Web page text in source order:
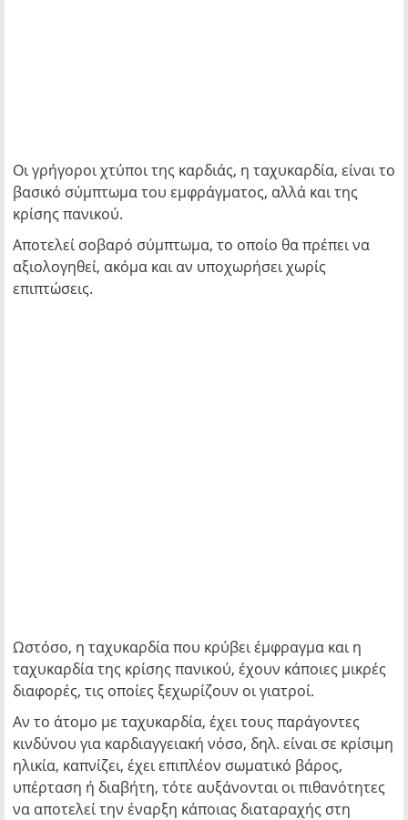
Οι γρήγοροι χτύποι της καρδιάς, η ταχυκαρδία, είναι το
βασικό σύμπτωμα του εμφράγματος, αλλά και της
κρίσης πανικού.
Αποτελεί σοβαρό σύμπτωμα, το οποίο θα πρέπει να
αξιολογηθεί, ακόμα και αν υποχωρήσει χωρίς
επιπτώσεις.
Ωστόσο, η ταχυκαρδία που κρύβει έμφραγμα και η
ταχυκαρδία της κρίσης πανικού, έχουν κάποιες μικρές
διαφορές, τις οποίες ξεχωρίζουν οι γιατροί.
Αν το άτομο με ταχυκαρδία, έχει τους παράγοντες
κινδύνου για καρδιαγγειακή νόσο, δηλ. είναι σε κρίσιμη
ηλικία, καπνίζει, έχει επιπλέον σωματικό βάρος,
υπέρταση ή διαβήτη, τότε αυξάνονται οι πιθανότητες
να αποτελεί την έναρξη κάποιας διαταραχής στη